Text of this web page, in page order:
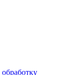
обработку